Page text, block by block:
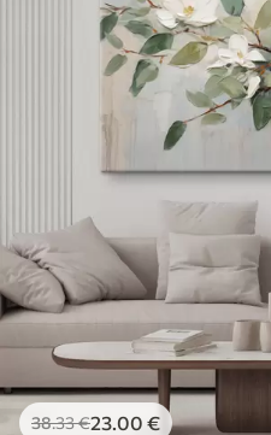
38.33€23.00 €